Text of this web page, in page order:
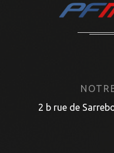
2 b rue de